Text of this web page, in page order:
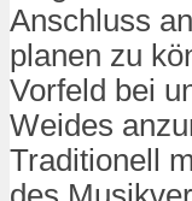
Anschluss
planen zu
Vorfeld bei
Weides
Traditionell